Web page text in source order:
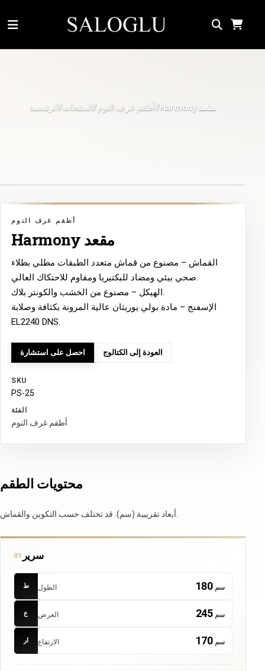
الرئيسية /المنتجات / أطقم غرف النوم / Harmony مقعد
أطقم غرف النوم
Harmony مقعد
القماش – مصنوع من قماش متعدد الطبقات مطلي بطلاء
صحي بيئي ومضاد للبكتيريا ومقاوم للاحتكاك العالي.
الهيكل – مصنوع من الخشب والكونتر بلاك.
الإسفنج – مادة بولي يوريثان عالية المرونة بكثافة وصلابة
EL2240 DNS.
احصل على استشارة العودة إلى الكتالوج
SKU
PS-25
الفئة
أطقم غرف النوم
محتويات الطقم
01 سرير
ط الطول 180 سم
ع العرض 245 سم
ار الارتفاع 170 سم